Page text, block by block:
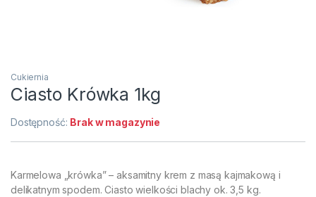
Cukiernia
Ciasto Krówka 1kg
Dostępność: Brak w magazynie
Karmelowa „krówka” – aksamitny krem z masą kajmakową i
delikatnym spodem. Ciasto wielkości blachy ok. 3,5 kg.